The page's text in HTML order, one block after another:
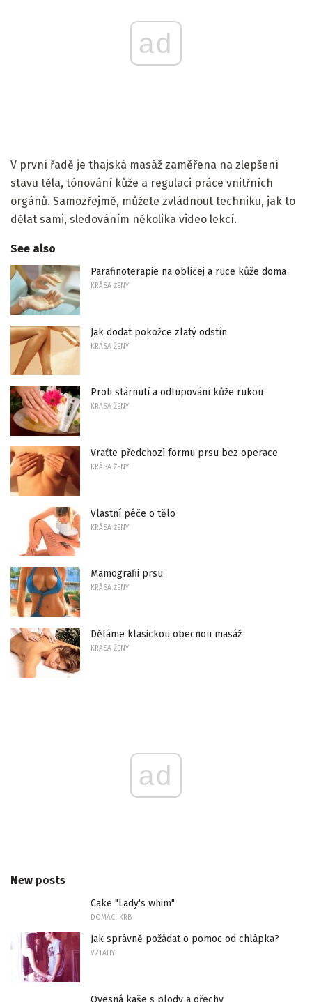
ad
V první řadě je thajská masáž zaměřena na zlepšení
stavu těla, tónování kůže a regulaci práce vnitřních
orgánů. Samozřejmě, můžete zvládnout techniku, jak to
dělat sami, sledováním několika video lekcí.
See also
Parafinoterapie na obličej a ruce kůže doma
KRÁSA ŽENY
Jak dodat pokožce zlatý odstín
KRÁSA ŽENY
Proti stárnutí a odlupování kůže rukou
KRÁSA ŽENY
Vraťte předchozí formu prsu bez operace
KRÁSA ŽENY
Vlastní péče o tělo
KRÁSA ŽENY
Mamografii prsu
KRÁSA ŽENY
Děláme klasickou obecnou masáž
KRÁSA ŽENY
ad
New posts
Cake "Lady's whim"
DOMÁCÍ KRB
Jak správně požádat o pomoc od chlápka?
VZTAHY
Ovesná kaše s plody a ořechy